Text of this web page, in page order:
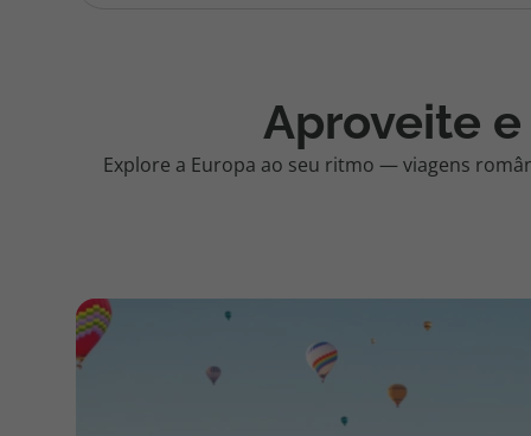
Aproveite e
Explore a Europa ao seu ritmo — viagens